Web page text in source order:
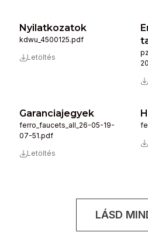
Nyilatkozatok
kdwu_4500125.pdf
Letöltés
Garanciajegyek
ferro_faucets_all_26-05-19-
07-51.pdf
Letöltés
LÁSD